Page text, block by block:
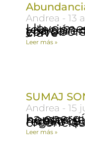
Andrea 13
Llevo meses mirando mi relación con la abundancia y la carencia. He ido corroborando en mi Que la clave
Leer más »
SUMAJ
Andrea 15
La energía de la Tierra que hemos recibido de nuestros
Leer más »